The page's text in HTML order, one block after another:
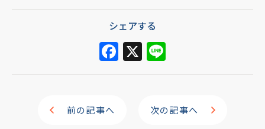
シェアする
F
a
X
n
前の記事へ 次の記事へ